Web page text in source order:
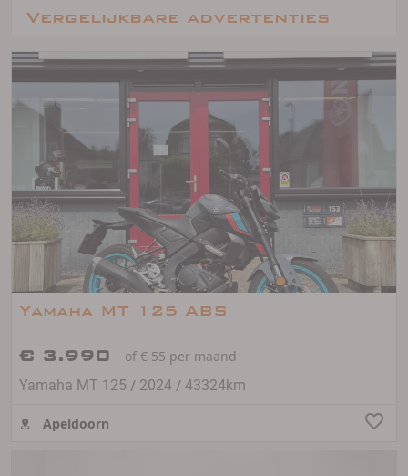
Vergelijkbare advertenties
Yamaha MT 125 ABS
€ 3.990
of € 55 per maand
Yamaha MT 125 / 2024 / 43324km
Apeldoorn